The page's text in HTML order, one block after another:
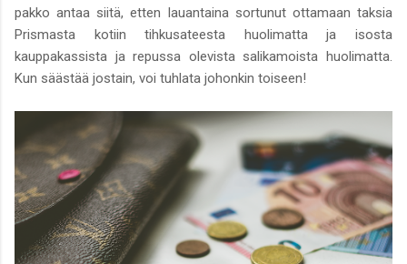
pakko antaa siitä, etten lauantaina sortunut ottamaan taksia
Prismasta kotiin tihkusateesta huolimatta ja isosta
kauppakassista ja repussa olevista salikamoista huolimatta.
Kun säästää jostain, voi tuhlata johonkin toiseen!